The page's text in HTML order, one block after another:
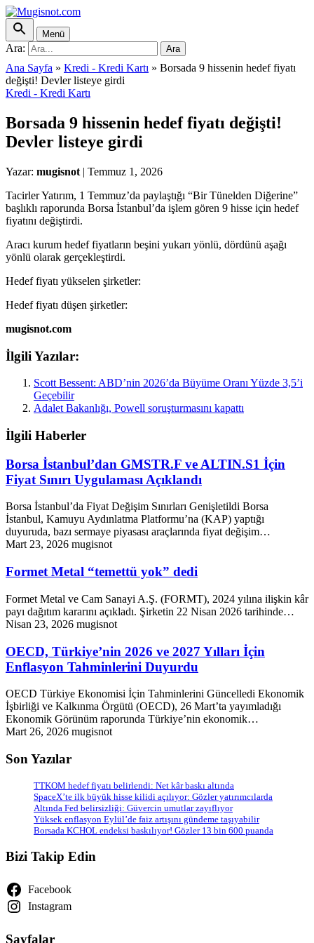
Menü
Ara: Ara
Ana Sayfa » Kredi - Kredi Kartı » Borsada 9 hissenin hedef fiyatı
değişti! Devler listeye girdi
Kredi - Kredi Kartı
Borsada 9 hissenin hedef fiyatı değişti!
Devler listeye girdi
Yazar: mugisnot | Temmuz 1, 2026
Tacirler Yatırım, 1 Temmuz’da paylaştığı “Bir Tünelden Diğerine”
başlıklı raporunda Borsa İstanbul’da işlem gören 9 hisse için hedef
fiyatını değiştirdi.
Aracı kurum hedef fiyatların beşini yukarı yönlü, dördünü aşağı
yönlü olarak gerçekleştirdi.
Hedef fiyatı yükselen şirketler:
Hedef fiyatı düşen şirketler:
mugisnot.com
İlgili Yazılar:
Scott Bessent: ABD’nin 2026’da Büyüme Oranı Yüzde 3,5’i
Geçebilir
Adalet Bakanlığı, Powell soruşturmasını kapattı
İlgili Haberler
Borsa İstanbul’dan GMSTR.F ve ALTIN.S1 İçin
Fiyat Sınırı Uygulaması Açıklandı
Borsa İstanbul’da Fiyat Değişim Sınırları Genişletildi Borsa
İstanbul, Kamuyu Aydınlatma Platformu’na (KAP) yaptığı
duyuruda, bazı sermaye piyasası araçlarında fiyat değişim…
Mart 23, 2026 mugisnot
Formet Metal “temettü yok” dedi
Formet Metal ve Cam Sanayi A.Ş. (FORMT), 2024 yılına ilişkin kâr
payı dağıtım kararını açıkladı. Şirketin 22 Nisan 2026 tarihinde…
Nisan 23, 2026 mugisnot
OECD, Türkiye’nin 2026 ve 2027 Yılları İçin
Enflasyon Tahminlerini Duyurdu
OECD Türkiye Ekonomisi İçin Tahminlerini Güncelledi Ekonomik
İşbirliği ve Kalkınma Örgütü (OECD), 26 Mart’ta yayımladığı
Ekonomik Görünüm raporunda Türkiye’nin ekonomik…
Mart 26, 2026 mugisnot
Son Yazılar
TTKOM hedef fiyatı belirlendi: Net kâr baskı altında
SpaceX’te ilk büyük hisse kilidi açılıyor: Gözler yatırımcılarda
Altında Fed belirsizliği: Güvercin umutlar zayıflıyor
Yüksek enflasyon Eylül’de faiz artışını gündeme taşıyabilir
Borsada KCHOL endeksi baskılıyor! Gözler 13 bin 600 puanda
Bizi Takip Edin
Facebook
Instagram
Sayfalar